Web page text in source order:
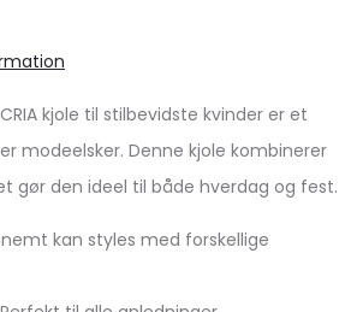
kjole til stilbevidste kvinder er et
modeelsker. Denne kjole kombinerer
gør den ideel til både hverdag og fest.
kan styles med forskellige